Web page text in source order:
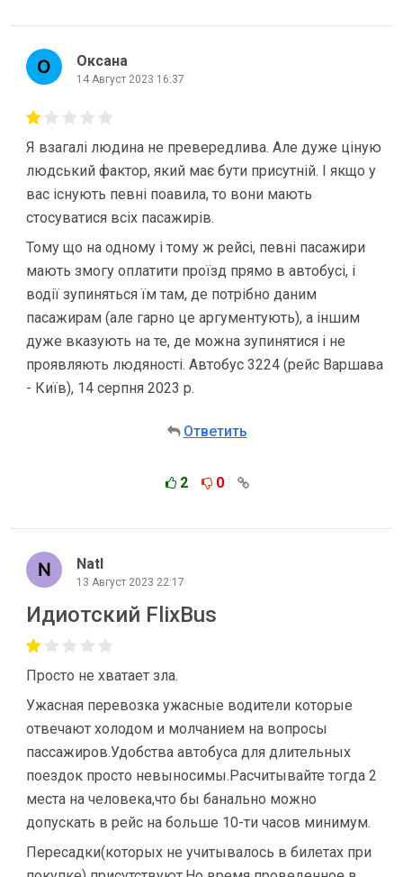
Оксана
14 Август 2023 16:37
Я взагалі людина не превередлива. Але дуже ціную
людський фактор, який має бути присутній. І якщо у
вас існують певні поавила, то вони мають
стосуватися всіх пасажирів.
Тому що на одному і тому ж рейсі, певні пасажири
мають змогу оплатити проїзд прямо в автобусі, і
водії зупиняться їм там, де потрібно даним
пасажирам (але гарно це аргументують), а іншим
дуже вказують на те, де можна зупинятися і не
проявляють людяності. Автобус 3224 (рейс Варшава
- Київ), 14 серпня 2023 р.
Ответить
2 0
Natl
13 Август 2023 22:17
Идиотский FlixBus
Просто не хватает зла.
Ужасная перевозка ужасные водители которые
отвечают холодом и молчанием на вопросы
пассажиров.Удобства автобуса для длительных
поездок просто невыносимы.Расчитывайте тогда 2
места на человека,что бы банально можно
допускать в рейс на больше 10-ти часов минимум.
Пересадки(которых не учитывалось в билетах при